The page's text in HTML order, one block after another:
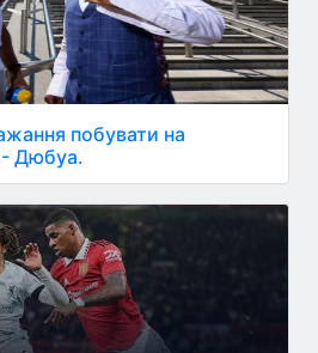
побувати на
Дюбуа.